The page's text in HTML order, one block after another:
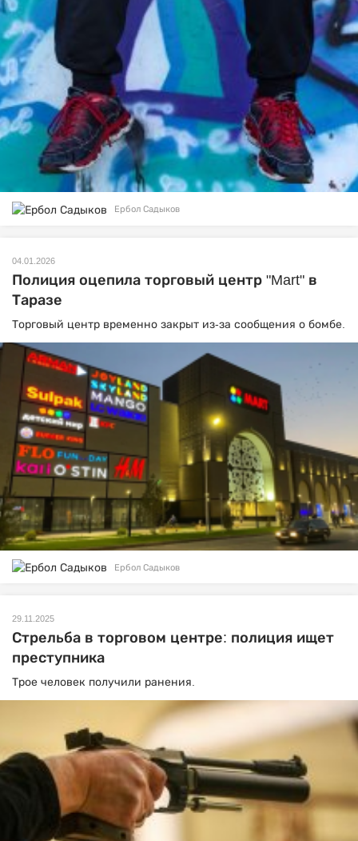
Ербол Садыков
04.01.2026
Полиция оцепила торговый центр "Mart" в
Таразе
Торговый центр временно закрыт из-за сообщения о бомбе.
Ербол Садыков
29.11.2025
Стрельба в торговом центре: полиция ищет
преступника
Трое человек получили ранения.